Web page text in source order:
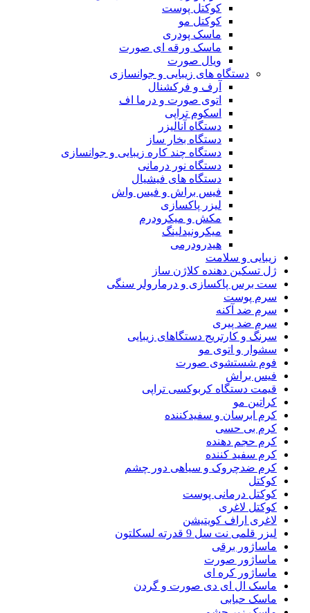
کوکتل پوست
کوکتل مو
ماسک پودری
ماسک ورقه ای صورت
ویال صورت
دستگاه های زیبایی و جوانسازی
آرف و فرکشنال
اتوی صورت و درما اف
اسکوم تراپی
دستگاه آنالیزر
دستگاه بخار ساز
دستگاه چند کاره زیبایی و جوانسازی
دستگاه نور درمانی
دستگاه های فیشیال
فیس براش و فیس واش
لیزر پاکسازی
مکش و میکرودرم
میکرونیدلینگ
هیدرودرمی
زیبایی و سلامت
ژل تسکین دهنده کلاژن ساز
ست برس پاکسازی و درمارولر سنگی
سرم پوست
سرم ضد آکنه
سرم ضد پیری
سرنگ و کارتریج دستگاهای زیبایی
سشوار و اتوی مو
فوم شستشوی صورت
فیس براش
قیمت دستگاه کربوکسی تراپی
کراتین مو
کرم ابرسان و سفیدکننده
کرم بی حسی
کرم حجم دهنده
کرم سفید کننده
کرم ضدچروک و سیاهی دور چشم
کوکتل
کوکتل درمانی پوست
کوکتل لاغری
لاغری اراف کویتیشن
لیزر قلمی نت سل 9 قدرته لسکلتون
ماساژور برقی
ماساژور صورت
ماساژور کره ای
ماسک ال ای دی صورت و گردن
ماسک حبابی